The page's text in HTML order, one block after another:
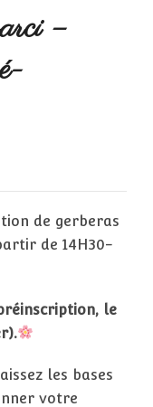
–
de gerberas
de 14H30-
le
les bases
votre